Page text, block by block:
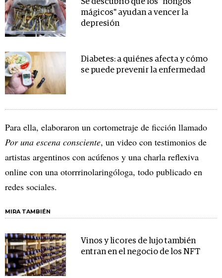
Se descubrió que los "hongos
mágicos" ayudan a vencer la
depresión
Diabetes: a quiénes afecta y cómo
se puede prevenir la enfermedad
Para ella, elaboraron un cortometraje de ficción llamado
Por una escena consciente, un video con testimonios de
artistas argentinos con acúfenos y una charla reflexiva
online con una otorrrinolaringóloga, todo publicado en
redes sociales.
MIRA TAMBIÉN
Vinos y licores de lujo también
entran en el negocio de los NFT